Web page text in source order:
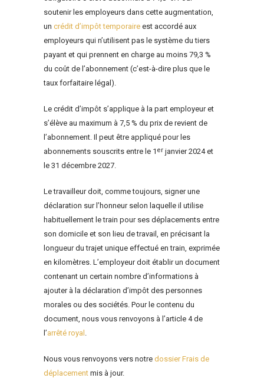
soutenir les employeurs dans cette augmentation,
un crédit d’impôt temporaire est accordé aux
employeurs qui n’utilisent pas le système du tiers
payant et qui prennent en charge au moins 79,3 %
du coût de l’abonnement (c’est-à-dire plus que le
taux forfaitaire légal).
Le crédit d’impôt s’applique à la part employeur et
s’élève au maximum à 7,5 % du prix de revient de
l’abonnement. Il peut être appliqué pour les
abonnements souscrits entre le 1 er janvier 2024 et
le 31 décembre 2027.
Le travailleur doit, comme toujours, signer une
déclaration sur l’honneur selon laquelle il utilise
habituellement le train pour ses déplacements entre
son domicile et son lieu de travail, en précisant la
longueur du trajet unique effectué en train, exprimée
en kilomètres. L’employeur doit établir un document
contenant un certain nombre d’informations à
ajouter à la déclaration d’impôt des personnes
morales ou des sociétés. Pour le contenu du
document, nous vous renvoyons à l’article 4 de
l’arrêté royal .
Nous vous renvoyons vers notre dossier Frais de
déplacement mis à jour.